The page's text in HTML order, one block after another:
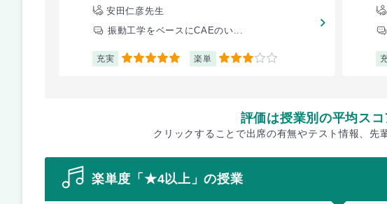
安田仁彦先生
振動工学をベースにCAEのい...
充実 5 楽単 3
評価は授業別の平均スコ
クリックすることで出席の有無やテスト情報、先
楽単度「★4以上」の授業